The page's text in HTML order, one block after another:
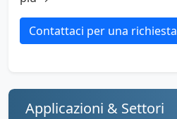
Contattaci per una richiesta
Applicazioni & Settori